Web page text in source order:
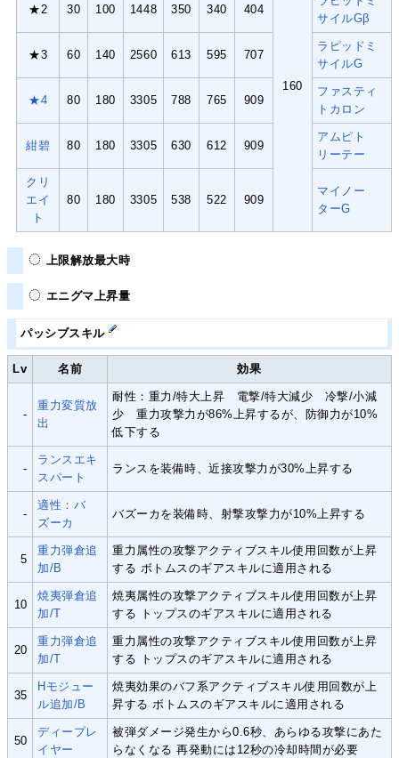
160
★2 30 100 1448 350 340 404
サイルGβ
★3 60 140 2560 613 595 707
ラピッドミ
サイルG
★4 80 180 3305 788 765 909
ファスティ
トカロン
紺碧 80 180 3305 630 612 909
アムピト
リーテー
クリ
エイ
ト
80 180 3305 538 522 909
マイノー
ターG
上限解放最大時
エニグマ上昇量
パッシブスキル
Lv 名前 効果
-
重力変質放
出
耐性：重力/特大上昇 電撃/特大減少 冷撃/小減
少 重力攻撃力が86%上昇するが、防御力が10%
低下する
-
ランスエキ
スパート
ランスを装備時、近接攻撃力が30%上昇する
-
適性：バ
ズーカ
バズーカを装備時、射撃攻撃力が10%上昇する
5
重力弾倉追
加/B
重力属性の攻撃アクティブスキル使用回数が上昇
する ボトムスのギアスキルに適用される
10
焼夷弾倉追
加/T
焼夷属性の攻撃アクティブスキル使用回数が上昇
する トップスのギアスキルに適用される
20
重力弾倉追
加/T
重力属性の攻撃アクティブスキル使用回数が上昇
する トップスのギアスキルに適用される
35
Hモジュー
ル追加/B
焼夷効果のバフ系アクティブスキル使用回数が上
昇する ボトムスのギアスキルに適用される
50
ディープレ
イヤー
被弾ダメージ発生から0.6秒、あらゆる攻撃にあた
らなくなる 再発動には12秒の冷却時間が必要